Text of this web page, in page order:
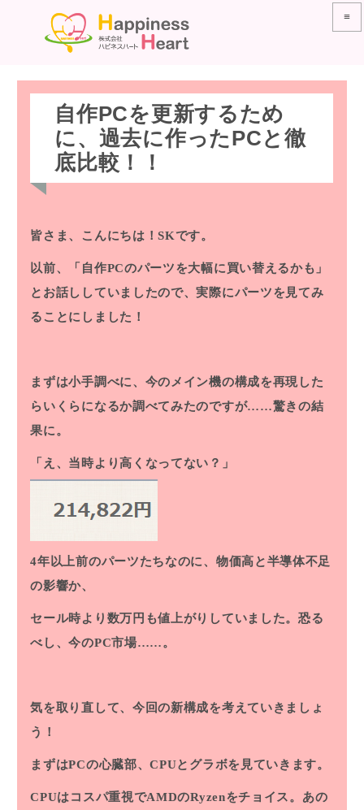
≡
自作PCを更新するため
に、過去に作ったPCと徹
底比較！！
皆さま、こんにちは！SKです。
以前、「自作PCのパーツを大幅に買い替えるかも」
とお話ししていましたので、実際にパーツを見てみ
ることにしました！
まずは小手調べに、今のメイン機の構成を再現した
らいくらになるか調べてみたのですが……驚きの結
果に。
「え、当時より高くなってない？」
4年以上前のパーツたちなのに、物価高と半導体不足
の影響か、
セール時より数万円も値上がりしていました。恐る
べし、今のPC市場……。
気を取り直して、今回の新構成を考えていきましょ
う！
まずはPCの心臓部、CPUとグラボを見ていきます。
CPUはコスパ重視でAMDのRyzenをチョイス。あの